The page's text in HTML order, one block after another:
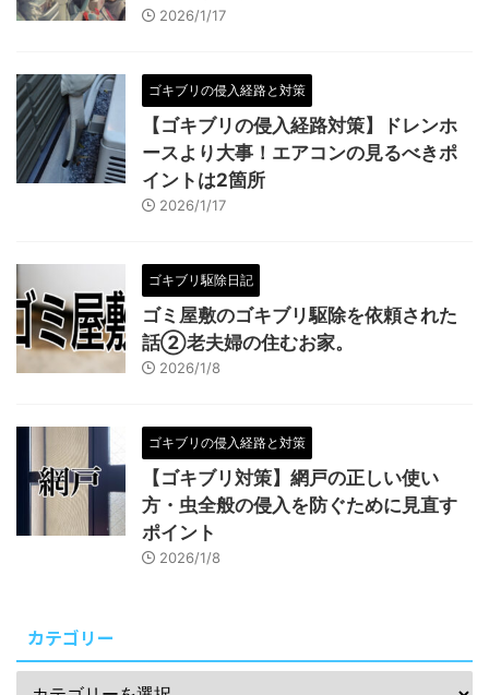
2026/1/17
ゴキブリの侵入経路と対策
【ゴキブリの侵入経路対策】ドレンホ
ースより大事！エアコンの見るべきポ
イントは2箇所
2026/1/17
ゴキブリ駆除日記
ゴミ屋敷のゴキブリ駆除を依頼された
話②老夫婦の住むお家。
2026/1/8
ゴキブリの侵入経路と対策
【ゴキブリ対策】網戸の正しい使い
方・虫全般の侵入を防ぐために見直す
ポイント
2026/1/8
カテゴリー